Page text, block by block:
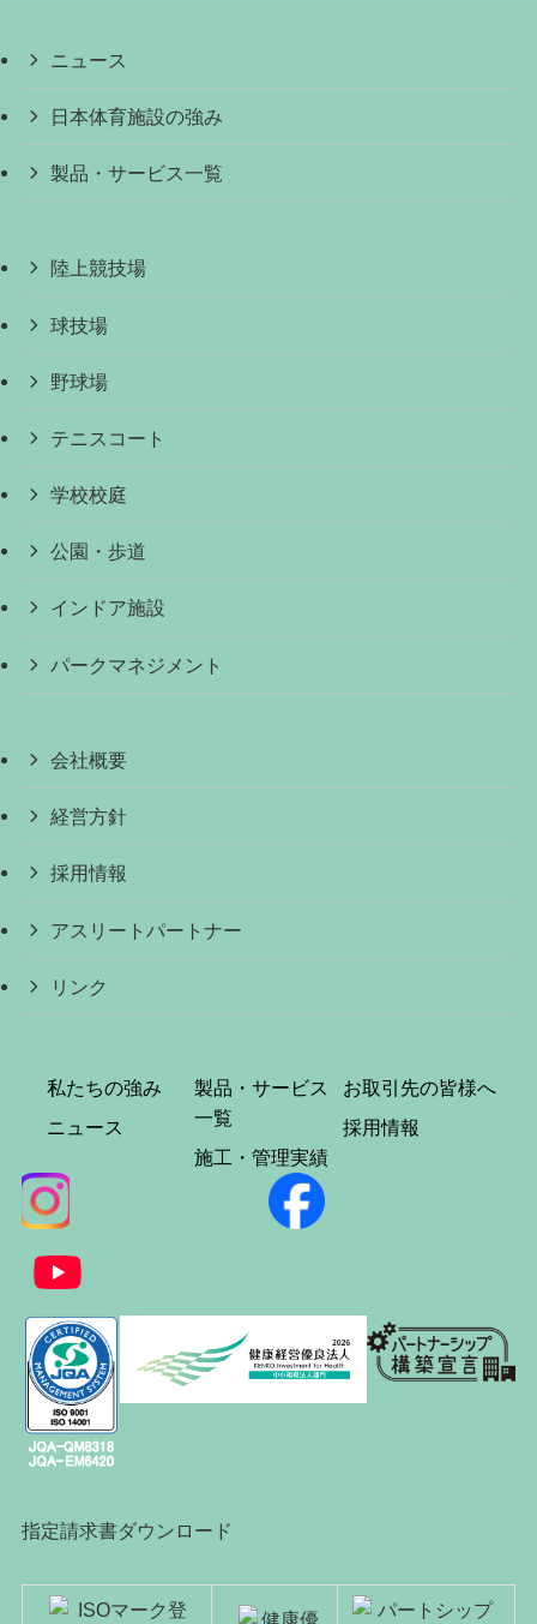
ニュース
日本体育施設の強み
製品・サービス一覧
陸上競技場
球技場
野球場
テニスコート
学校校庭
公園・歩道
インドア施設
パークマネジメント
会社概要
経営方針
採用情報
アスリートパートナー
リンク
私たちの強み
ニュース
製品・サービス
一覧
施工・管理実績
お取引先の皆様へ
採用情報
指定請求書ダウンロード